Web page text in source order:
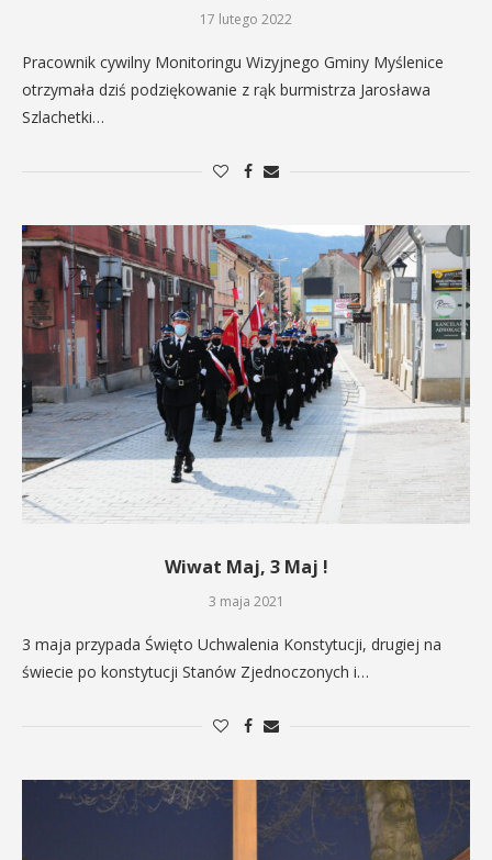
17 lutego 2022
Pracownik cywilny Monitoringu Wizyjnego Gminy Myślenice
otrzymała dziś podziękowanie z rąk burmistrza Jarosława
Szlachetki…
Wiwat Maj, 3 Maj !
3 maja 2021
3 maja przypada Święto Uchwalenia Konstytucji, drugiej na
świecie po konstytucji Stanów Zjednoczonych i…